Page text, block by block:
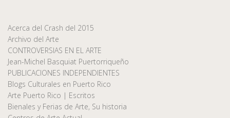
Acerca del Crash del 2015
Archivo del Arte
CONTROVERSIAS EN EL ARTE
Jean-Michel Basquiat Puertorriqueño
PUBLICACIONES INDEPENDIENTES
Blogs Culturales en Puerto Rico
Arte Puerto Rico | Escritos
Bienales y Ferias de Arte, Su historia